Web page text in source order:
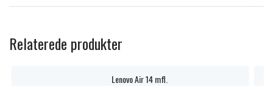
Relaterede produkter
Lenovo Air 14 mfl.